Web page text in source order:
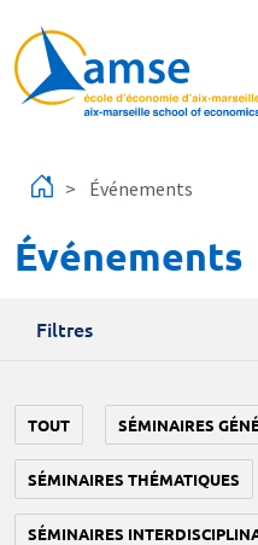
Événements
Événements
Filtres
TOUT SÉMINAIRES
SÉMINAIRES THÉMATIQUES
SÉMINAIRES